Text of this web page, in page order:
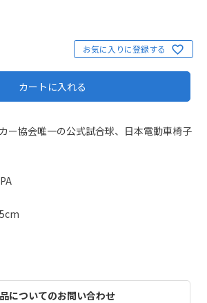
お気に入りに登録する
カートに入れる
ー協会唯一の公式試合球、日本電動車椅子
についてのお問い合わせ